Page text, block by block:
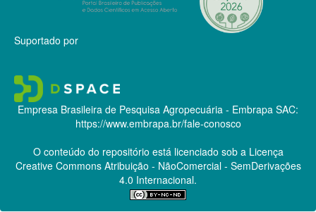
Suportado por
Empresa Brasileira de Pesquisa Agropecuária - Embrapa SAC:
https://www.embrapa.br/fale-conosco
O conteúdo do repositório está licenciado sob a Licença
Creative CommonsAtribuição - NãoComercial - SemDerivações
4.0 Internacional.